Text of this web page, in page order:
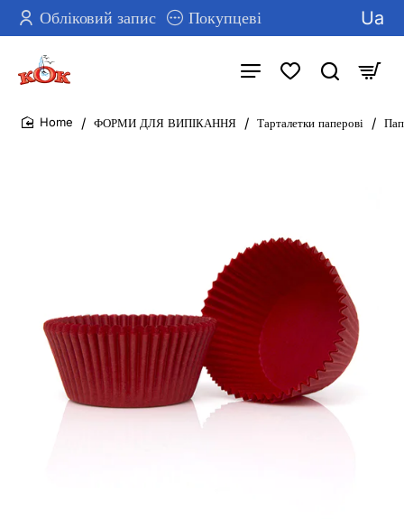
Обліковий запис Покупцеві Ua
ФОРМИ ДЛЯ ВИПІКАННЯ Тарталетки паперові